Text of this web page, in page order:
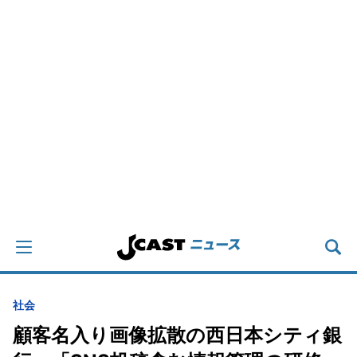
社会
顧客名入り画像拡散の西日本シティ銀